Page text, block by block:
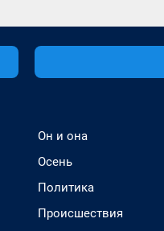
Он и она
Осень
Политика
Происшествия